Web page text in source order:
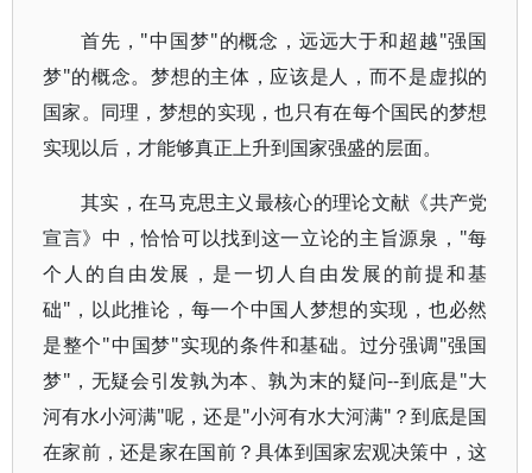
首先，"中国梦"的概念，远远大于和超越"强国
梦"的概念。梦想的主体，应该是人，而不是虚拟的
国家。同理，梦想的实现，也只有在每个国民的梦想
实现以后，才能够真正上升到国家强盛的层面。
其实，在马克思主义最核心的理论文献《共产党
宣言》中，恰恰可以找到这一立论的主旨源泉，"每
个人的自由发展，是一切人自由发展的前提和基
础"，以此推论，每一个中国人梦想的实现，也必然
是整个"中国梦"实现的条件和基础。过分强调"强国
梦"，无疑会引发孰为本、孰为末的疑问--到底是"大
河有水小河满"呢，还是"小河有水大河满"？到底是国
在家前，还是家在国前？具体到国家宏观决策中，这